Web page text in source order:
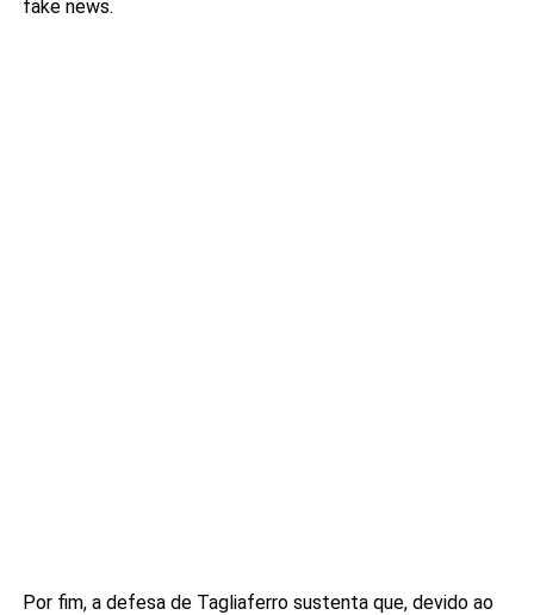
fake news.
Por fim, a defesa de Tagliaferro sustenta que, devido ao